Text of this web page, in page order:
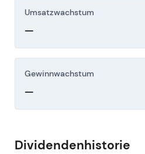
Umsatzwachstum
—
Gewinnwachstum
—
Dividendenhistorie